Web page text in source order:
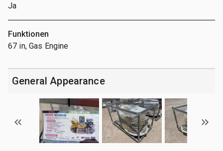
Ja
Funktionen
67 in, Gas Engine
General Appearance